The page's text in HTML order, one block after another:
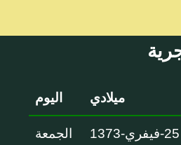
ميلادي اليوم
25-فيفري-1373 الجمعة